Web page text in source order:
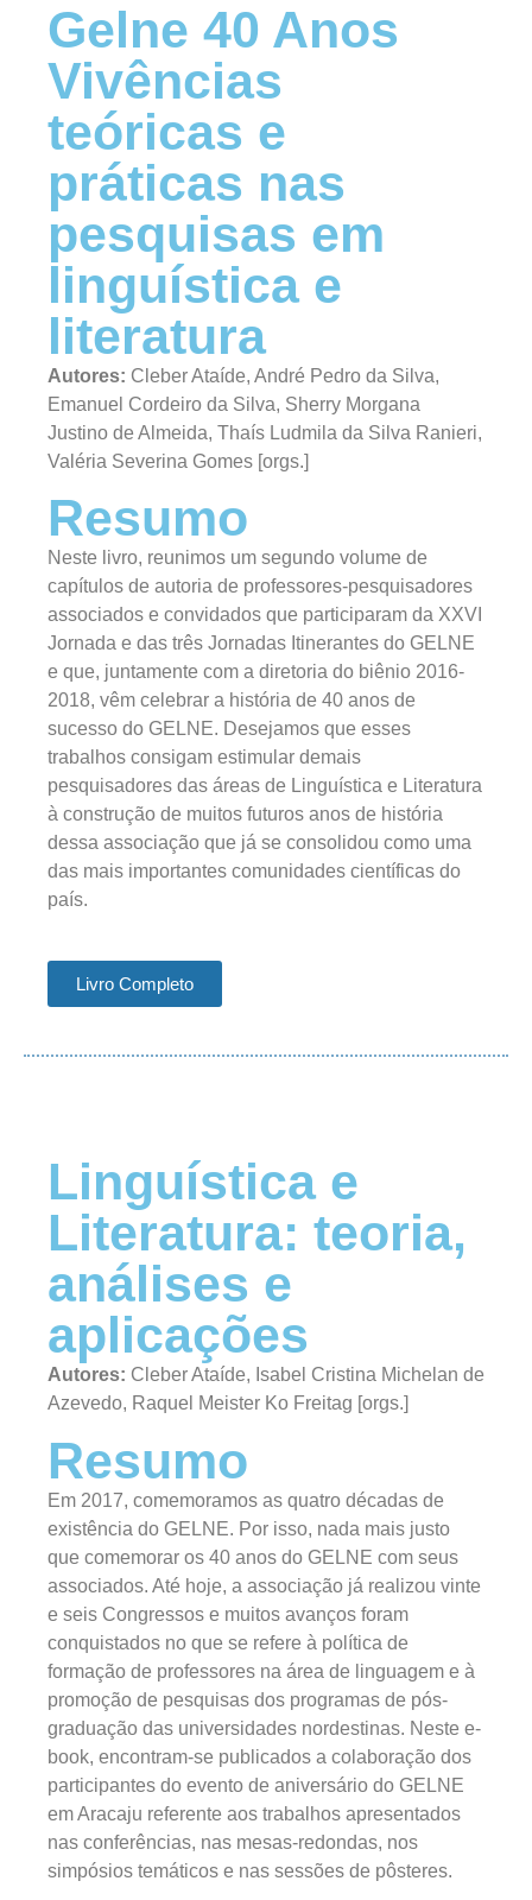
Gelne 40 Anos
Vivências
teóricas e
práticas nas
pesquisas em
linguística e
literatura
Autores: Cleber Ataíde, André Pedro da Silva,
Emanuel Cordeiro da Silva, Sherry Morgana
Justino de Almeida, Thaís Ludmila da Silva Ranieri,
Valéria Severina Gomes [orgs.]
Resumo
Neste livro, reunimos um segundo volume de
capítulos de autoria de professores-pesquisadores
associados e convidados que participaram da XXVI
Jornada e das três Jornadas Itinerantes do GELNE
e que, juntamente com a diretoria do biênio 2016-
2018, vêm celebrar a história de 40 anos de
sucesso do GELNE. Desejamos que esses
trabalhos consigam estimular demais
pesquisadores das áreas de Linguística e Literatura
à construção de muitos futuros anos de história
dessa associação que já se consolidou como uma
das mais importantes comunidades científicas do
país.
Livro Completo
Linguística e
Literatura: teoria,
análises e
aplicações
Autores: Cleber Ataíde, Isabel Cristina Michelan de
Azevedo, Raquel Meister Ko Freitag [orgs.]
Resumo
Em 2017, comemoramos as quatro décadas de
existência do GELNE. Por isso, nada mais justo
que comemorar os 40 anos do GELNE com seus
associados. Até hoje, a associação já realizou vinte
e seis Congressos e muitos avanços foram
conquistados no que se refere à política de
formação de professores na área de linguagem e à
promoção de pesquisas dos programas de pós-
graduação das universidades nordestinas. Neste e-
book, encontram-se publicados a colaboração dos
participantes do evento de aniversário do GELNE
em Aracaju referente aos trabalhos apresentados
nas conferências, nas mesas-redondas, nos
simpósios temáticos e nas sessões de pôsteres.